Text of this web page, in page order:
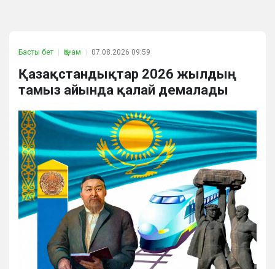
Басты бет Қоғам 07.08.2026 09:59
Қазақстандықтар 2026 жылдың
тамыз айында қалай демалады